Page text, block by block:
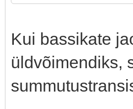
Kui bassikate
üldvõimendiks,